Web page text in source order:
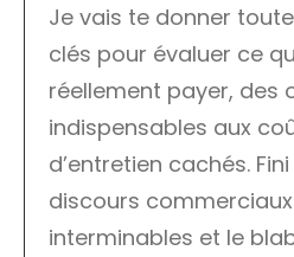
Je vais te donner
clés pour évaluer ce
réellement payer, des
indispensables aux
d’entretien cachés.
discours commerciaux
interminables et le